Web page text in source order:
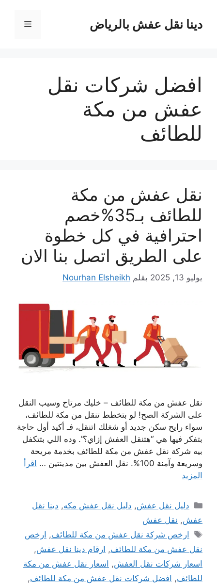
المحتوىدينا نقل عفش بالرياض القائمة
افضل شركات نقل
عفش من مكة
للطائف
نقل عفش من مكة
للطائف بـ35%خصم
احترافية في كل خطوة
على الطريق اتصل بنا الان
يوليو 13, 2025 بقلم Nourhan Elsheikh
نقل عفش من مكة للطائف – خليك مرتاح وسيب النقل
على الشركة الصح! لو بتخطط تنقل من مكة للطائف،
سواء رايح سكن جديد أو شغلك اتنقل، فـ أكيد أول حاجة
بتفكر فيها هي “هتنقل العفش إزاي؟”. وده اللي بتتكفل
بيه شركة نقل عفش من مكة للطائف بخدمة مريحة
وسريعة وآمنة 100%. نقل العفش بين مدينتين …
اقرأ
المزيد
التصنيفات
دليل نقل عفش, دليل نقل عفش مكه, دينا نقل
عفش, نقل عفش
الوسوم
ارخص شركة نقل عفش من مكة للطائف, ارخص
نقل عفش من مكة للطائف, ارقام دينا نقل عفش,
اسعار شركات نقل العفش, اسعار نقل عفش من مكة
للطائف, افضل شركات نقل عفش من مكة للطائف,